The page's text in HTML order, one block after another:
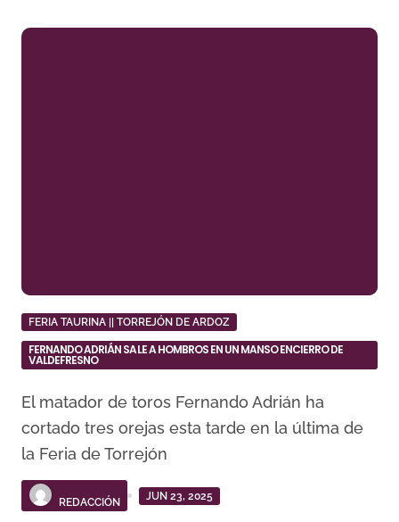
FERIA TAURINA || TORREJÓN DE ARDOZ
FERNANDO ADRIÁN SALE A HOMBROS EN UN MANSO ENCIERRO DE
VALDEFRESNO
El matador de toros Fernando Adrián ha
cortado tres orejas esta tarde en la última de
la Feria de Torrejón
REDACCIÓN
JUN 23, 2025